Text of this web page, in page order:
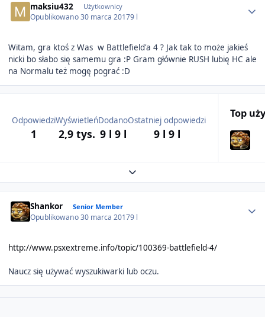
maksiu432 Użytkownicy
Opublikowano30 marca 20179 l
Witam, gra ktoś z Was w Battlefield'a 4 ? Jak tak to może jakieś
nicki bo słabo się samemu gra :P Gram głównie RUSH lubię HC ale
na Normalu też mogę pograć :D
Odpowiedzi
1
Wyświetleń
2,9 tys.
Dodano
9 l 9 l
Ostatniej odpowiedzi
9 l 9 l
Top
Expand topic overview
Shankor Senior Member
Opublikowano30 marca 20179 l
http://www.psxextreme.info/topic/100369-battlefield-4/
Naucz się używać wyszukiwarki lub oczu.